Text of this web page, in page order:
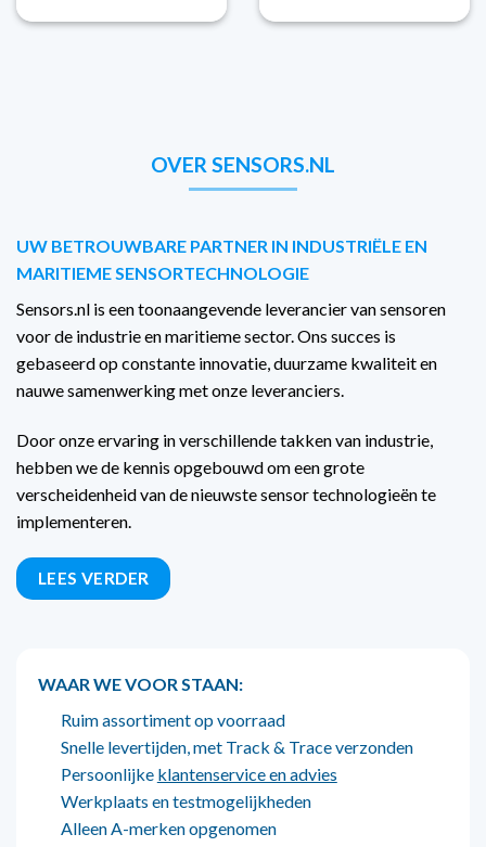
OVER SENSORS.NL
UW BETROUWBARE PARTNER IN INDUSTRIËLE EN
MARITIEME SENSORTECHNOLOGIE
Sensors.nl is een toonaangevende leverancier van sensoren
voor de industrie en maritieme sector. Ons succes is
gebaseerd op constante innovatie, duurzame kwaliteit en
nauwe samenwerking met onze leveranciers.
Door onze ervaring in verschillende takken van industrie,
hebben we de kennis opgebouwd om een grote
verscheidenheid van de nieuwste sensor technologieën te
implementeren.
LEES VERDER
WAAR WE VOOR STAAN:
Ruim assortiment op voorraad
Snelle levertijden, met Track & Trace verzonden
Persoonlijke klantenservice en advies
Werkplaats en testmogelijkheden
Alleen A-merken opgenomen